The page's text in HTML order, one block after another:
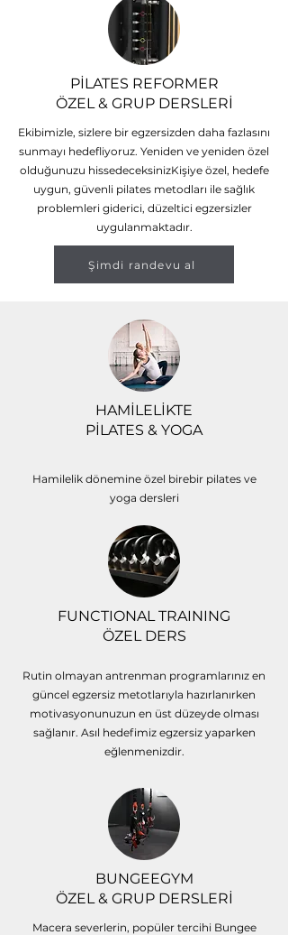
PİLATES REFORMER
ÖZEL & GRUP DERSLERİ
Ekibimizle, sizlere bir egzersizden daha fazlasını
sunmayı hedefliyoruz. Yeniden ve yeniden özel
olduğunuzu hissedeceksinizKişiye özel, hedefe
uygun, güvenli pilates metodları ile sağlık
problemleri giderici, düzeltici egzersizler
uygulanmaktadır.
Şimdi randevu al
HAMİLELİKTE
PİLATES & YOGA
Hamilelik dönemine özel birebir pilates ve
yoga dersleri
FUNCTIONAL TRAINING
ÖZEL DERS
Rutin olmayan antrenman programlarınız en
güncel egzersiz metotlarıyla hazırlanırken
motivasyonunuzun en üst düzeyde olması
sağlanır. Asıl hedefimiz egzersiz yaparken
eğlenmenizdir.
BUNGEEGYM
ÖZEL & GRUP DERSLERİ
Macera severlerin, popüler tercihi Bungee